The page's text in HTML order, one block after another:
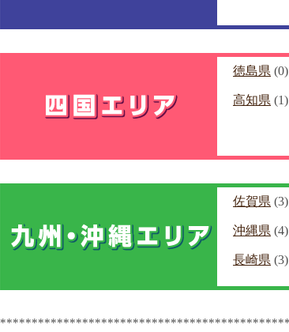
徳島県 (0)
高知県 (1)
佐賀県 (3)
沖縄県 (4)
長崎県 (3)